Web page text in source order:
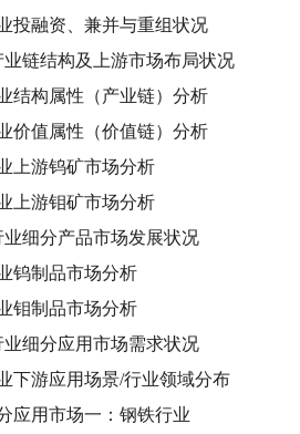
投融资、兼并与重组状况
链结构及上游市场布局状况
结构属性（产业链）分析
价值属性（价值链）分析
上游钨矿市场分析
上游钼矿市场分析
细分产品市场发展状况
钨制品市场分析
钼制品市场分析
细分应用市场需求状况
下游应用场景/行业领域分布
应用市场一：钢铁行业